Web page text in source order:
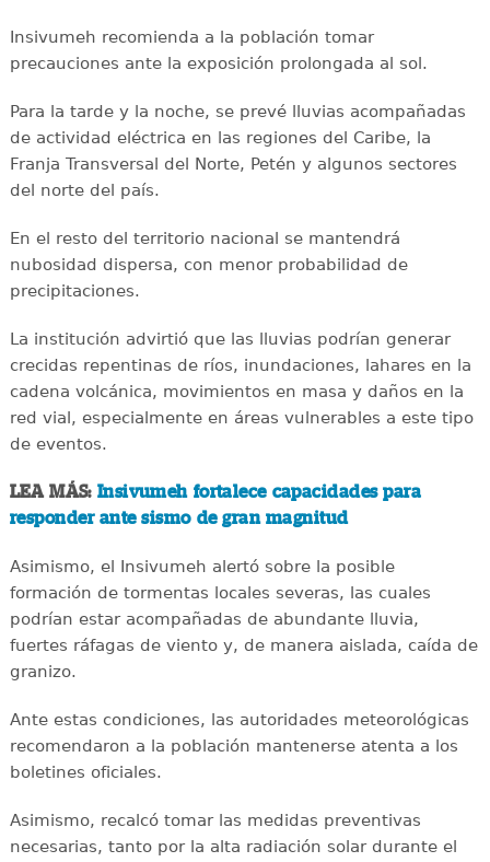
Insivumeh recomienda a la población tomar
precauciones ante la exposición prolongada al sol.
Para la tarde y la noche, se prevé lluvias acompañadas
de actividad eléctrica en las regiones del Caribe, la
Franja Transversal del Norte, Petén y algunos sectores
del norte del país.
En el resto del territorio nacional se mantendrá
nubosidad dispersa, con menor probabilidad de
precipitaciones.
La institución advirtió que las lluvias podrían generar
crecidas repentinas de ríos, inundaciones, lahares en la
cadena volcánica, movimientos en masa y daños en la
red vial, especialmente en áreas vulnerables a este tipo
de eventos.
LEA MÁS:Insivumeh fortalece capacidades para
responder ante sismo de gran magnitud
Asimismo, el Insivumeh alertó sobre la posible
formación de tormentas locales severas, las cuales
podrían estar acompañadas de abundante lluvia,
fuertes ráfagas de viento y, de manera aislada, caída de
granizo.
Ante estas condiciones, las autoridades meteorológicas
recomendaron a la población mantenerse atenta a los
boletines oficiales.
Asimismo, recalcó tomar las medidas preventivas
necesarias, tanto por la alta radiación solar durante el